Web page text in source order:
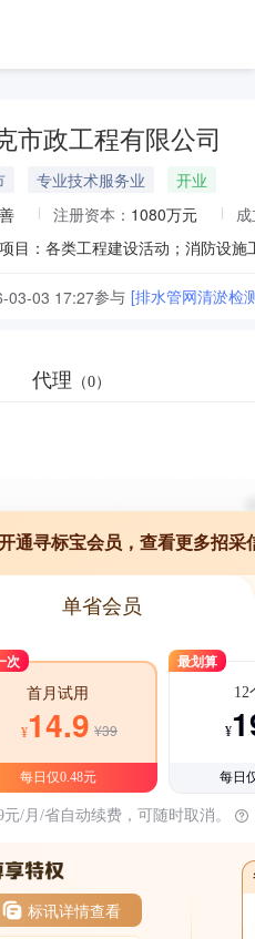
市政工程有限公司
专业技术服务业
开业
注册资本： 1080万元
03-03 17:27参与 [排水管网清淤检
代理 （0）
通寻标宝会员，查看更多招采
单省会员
次
首月试用
¥14.9 ¥39
每日仅0.48元
最划算
12
¥
每日
元/月/省自动续费，可随时取消。
标讯详情查看